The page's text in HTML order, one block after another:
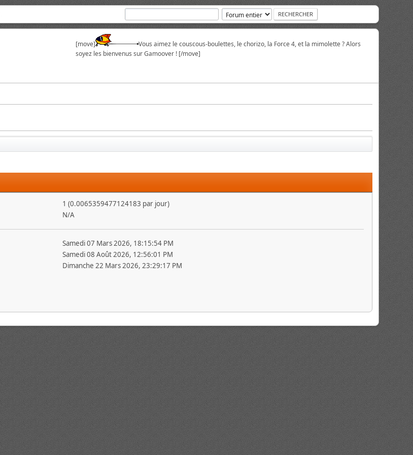
[move]
Vous aimez le couscous-boulettes, le chorizo, la Force 4, et la mimolette ? Alors
soyez les bienvenus sur Gamoover ! [/move]
1 (0.0065359477124183 par jour)
N/A
Samedi 07 Mars 2026, 18:15:54 PM
Samedi 08 Août 2026, 12:56:01 PM
Dimanche 22 Mars 2026, 23:29:17 PM